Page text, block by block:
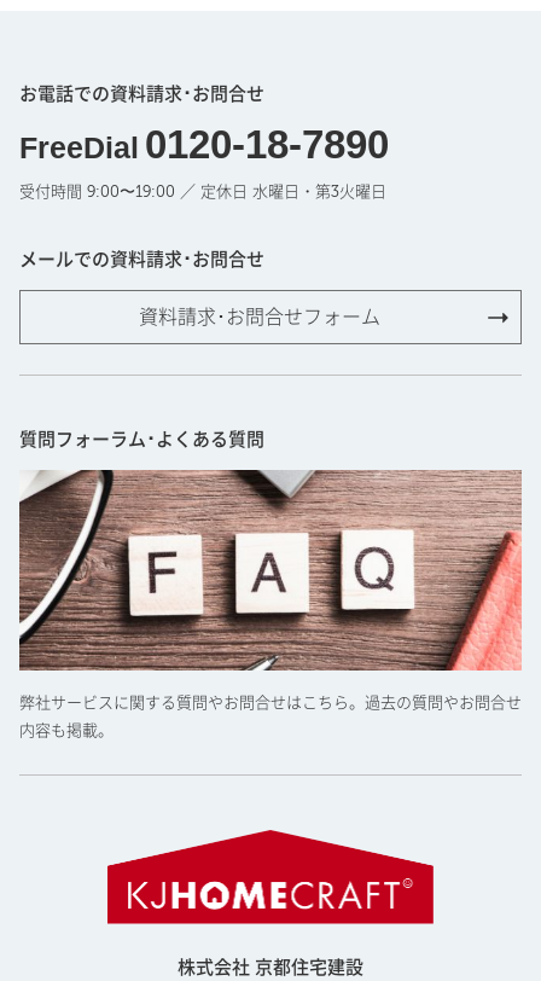
お電話での資料請求･お問合せ
FreeDial 0120-18-7890
受付時間 9:00〜19:00 ／ 定休日 水曜日・第3火曜日
メールでの資料請求･お問合せ
資料請求･お問合せフォーム
質問フォーラム･よくある質問
弊社サービスに関する質問やお問合せはこちら。過去の質問やお問合せ
内容も掲載。
株式会社 京都住宅建設